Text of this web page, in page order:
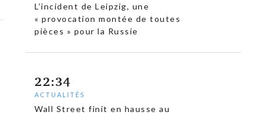
L’incident de Leipzig, une
« provocation montée de toutes
pièces » pour la Russie
22:34
ACTUALITÉS
Wall Street finit en hausse au